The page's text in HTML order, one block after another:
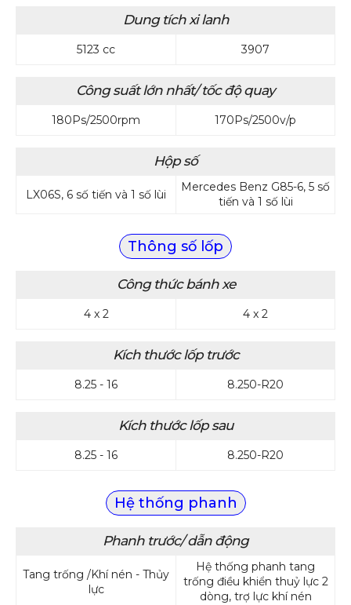
Dung tích xi lanh
5123 cc 3907
Công suất lớn nhất/ tốc độ quay
180Ps/2500rpm 170Ps/2500v/p
Hộp số
LX06S, 6 số tiến và 1 số lùi
Mercedes Benz G85-6, 5 số
tiến và 1 số lùi
Thông số lốp
Công thức bánh xe
4 x 2 4 x 2
Kích thước lốp trước
8.25 - 16 8.250-R20
Kích thước lốp sau
8.25 - 16 8.250-R20
Hệ thống phanh
Phanh trước/ dẫn động
Tang trống /Khí nén - Thủy
lực
Hệ thống phanh tang
trống điều khiển thuỷ lực 2
dòng, trợ lực khí nén